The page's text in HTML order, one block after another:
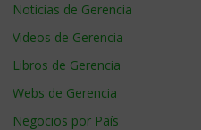
Noticias de Gerencia
Videos de Gerencia
Libros de Gerencia
Webs de Gerencia
Negocios por País